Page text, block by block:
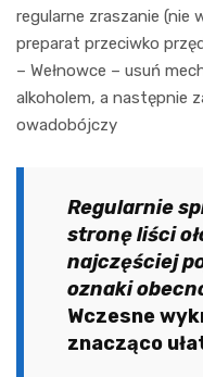
regularne zraszanie (nie
preparat przeciwko
– Wełnowce – usuń
alkoholem, a następnie
owadobójczy
Regularnie
stronę liści
najczęściej
oznaki
Wczesne
znacząco